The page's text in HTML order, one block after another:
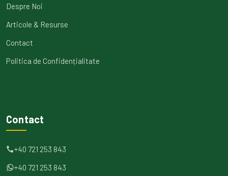
Despre Noi
Articole & Resurse
Contact
Politica de Confidențialitate
Contact
+40 721 253 843
+40 721 253 843